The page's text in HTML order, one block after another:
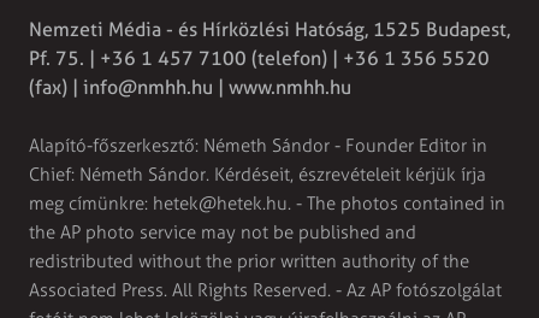
Nemzeti Média - és Hírközlési Hatóság, 1525 Budapest,
Pf. 75. | +36 1 457 7100 (telefon) | +36 1 356 5520
(fax) | info@nmhh.hu | www.nmhh.hu
Alapító-főszerkesztő: Németh Sándor - Founder Editor in
Chief: Németh Sándor. Kérdéseit, észrevételeit kérjük írja
meg címünkre: hetek@hetek.hu. - The photos contained in
the AP photo service may not be published and
redistributed without the prior written authority of the
Associated Press. All Rights Reserved. - Az AP fotószolgálat